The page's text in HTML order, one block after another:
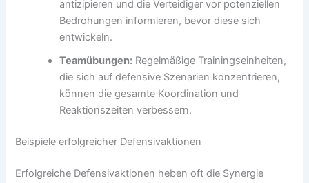
antizipieren und die Verteidiger vor potenziellen
Bedrohungen informieren, bevor diese sich
entwickeln.
Teamübungen: Regelmäßige Trainingseinheiten,
die sich auf defensive Szenarien konzentrieren,
können die gesamte Koordination und
Reaktionszeiten verbessern.
Beispiele erfolgreicher Defensivaktionen
Erfolgreiche Defensivaktionen heben oft die Synergie